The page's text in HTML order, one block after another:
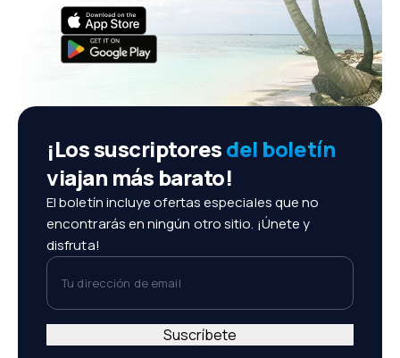
¡Los suscriptoresdel boletín
viajan más barato!
El boletín incluye ofertas especiales que no
encontrarás en ningún otro sitio. ¡Únete y
disfruta!
Tu dirección de email
Suscríbete